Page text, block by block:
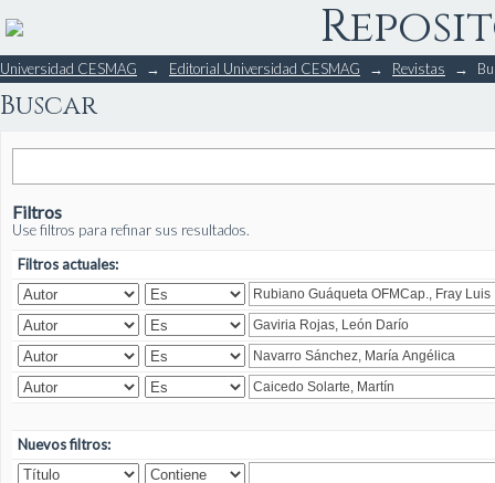
Buscar
Universidad CESMAG → Editorial Universidad CESMAG → Revistas →
Buscar
Filtros
Use filtros para refinar sus resultados.
Filtros actuales:
Nuevos filtros: